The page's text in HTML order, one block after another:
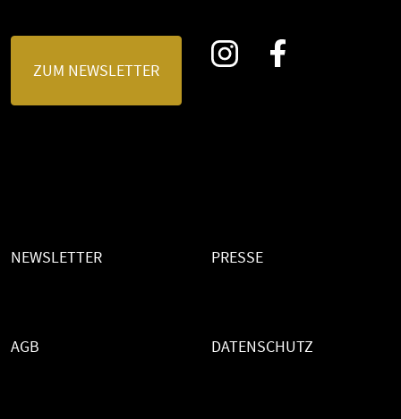
ZUM NEWSLETTER
NEWSLETTER PRESSE
AGB DATENSCHUTZ